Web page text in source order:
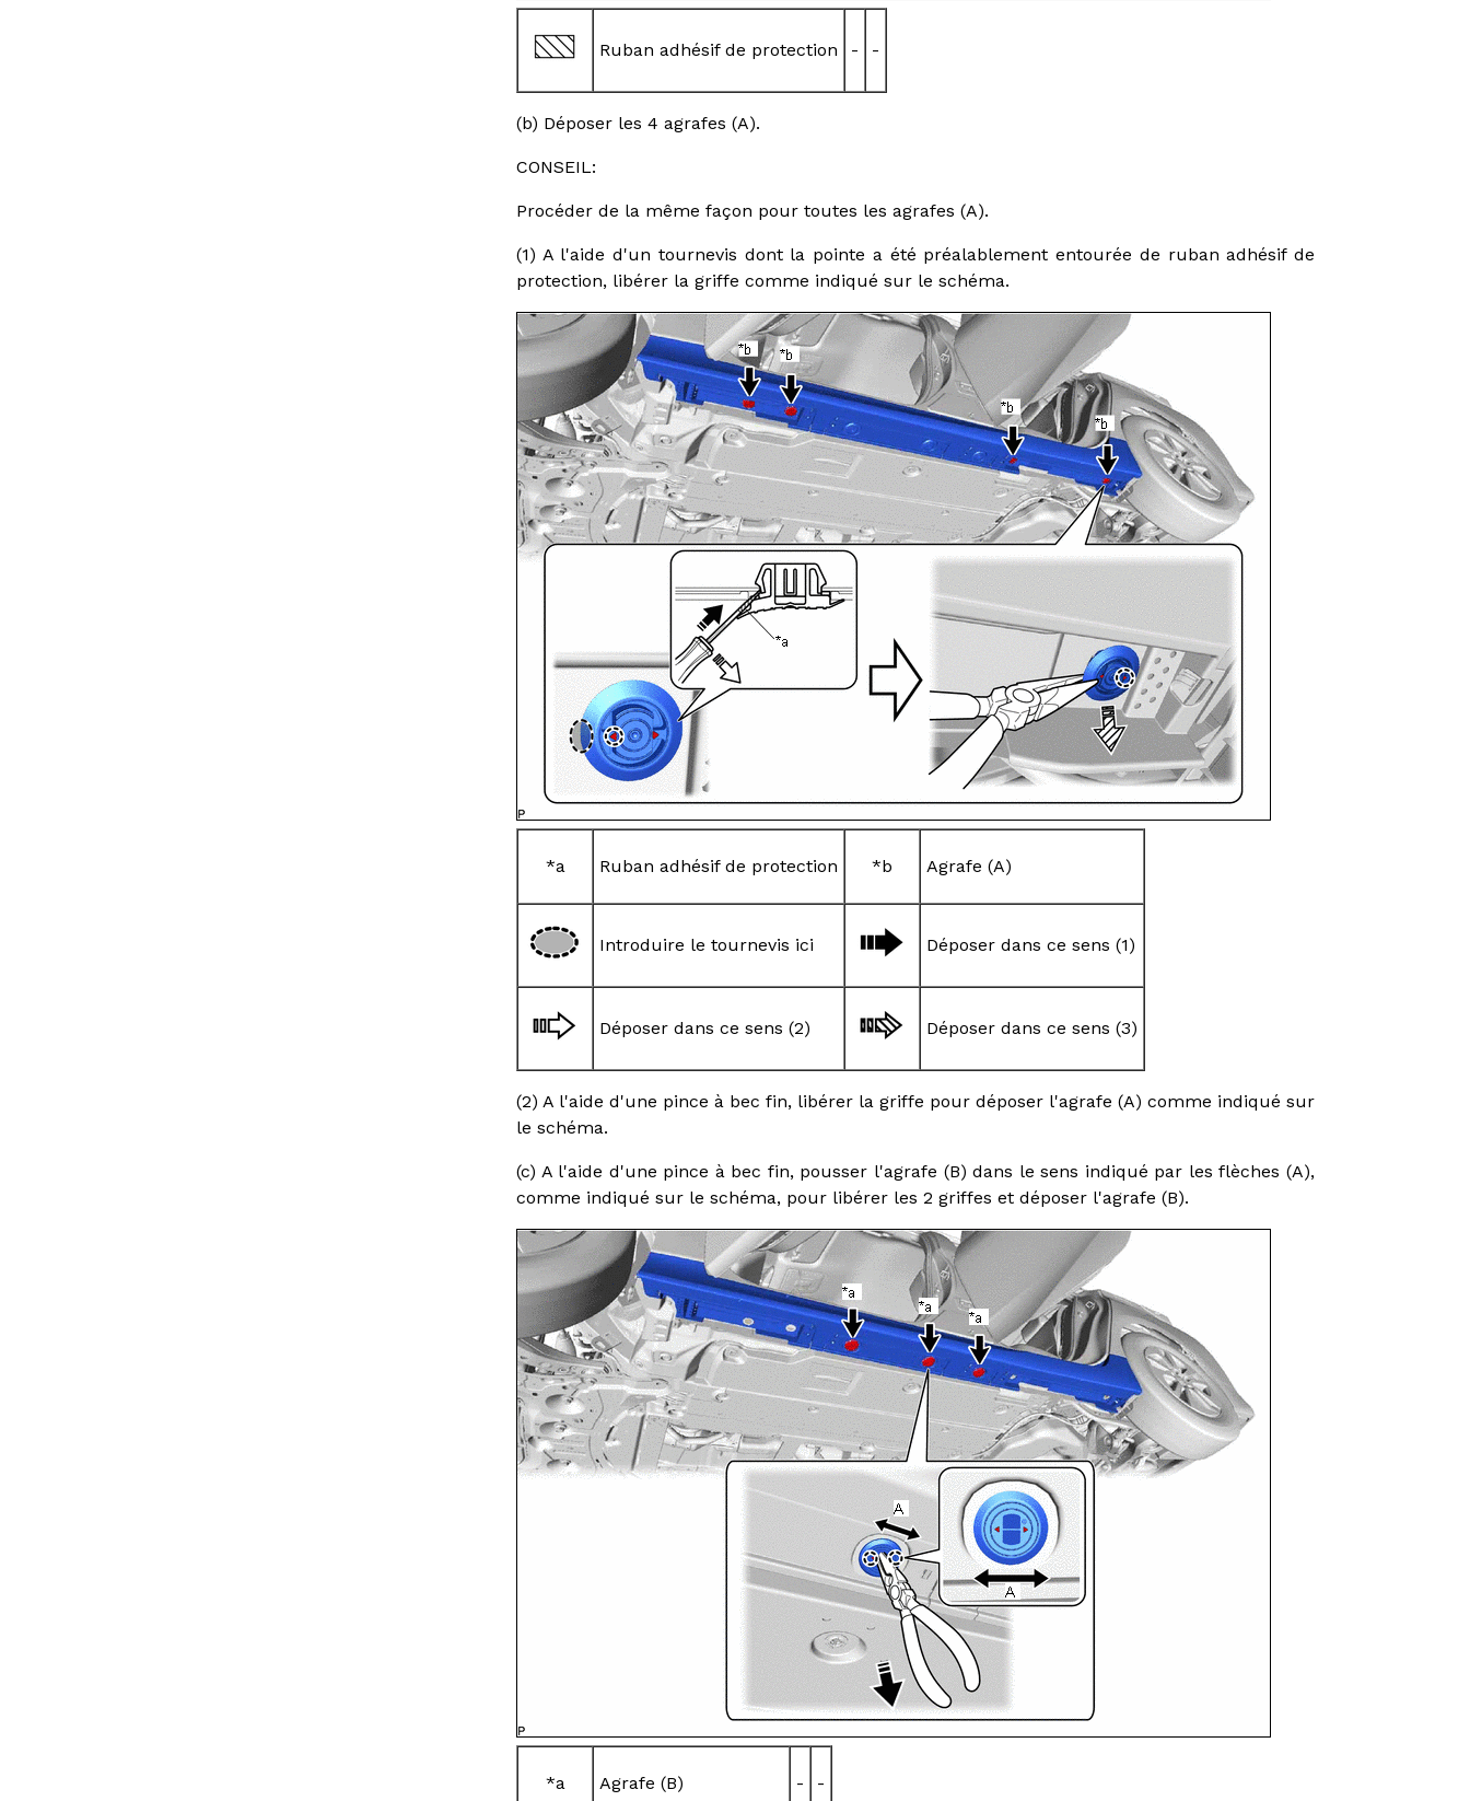
Ruban adhésif de protection - -
(b) Déposer les 4 agrafes (A).
CONSEIL:
Procéder de la même façon pour toutes les agrafes (A).
(1) A l'aide d'un tournevis dont la pointe a été préalablement entourée de ruban adhésif de
protection, libérer la griffe comme indiqué sur le schéma.
*a Ruban adhésif de protection *b Agrafe (A)
Introduire le tournevis ici Déposer dans ce sens (1)
Déposer dans ce sens (2) Déposer dans ce sens (3)
(2) A l'aide d'une pince à bec fin, libérer la griffe pour déposer l'agrafe (A) comme indiqué sur
le schéma.
(c) A l'aide d'une pince à bec fin, pousser l'agrafe (B) dans le sens indiqué par les flèches (A),
comme indiqué sur le schéma, pour libérer les 2 griffes et déposer l'agrafe (B).
*a Agrafe (B) - -